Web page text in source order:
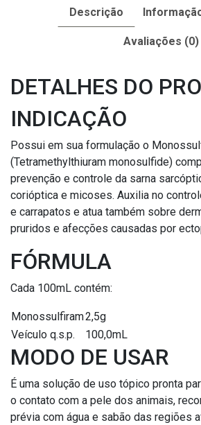
Descrição
Avaliações (0)
DETALHES DO
INDICAÇÃO
Possui em sua formulação o
(Tetramethylthiuram monosulfide)
prevenção e controle da sarna
corióptica e micoses. Auxilia no
e carrapatos e atua também sobre
pruridos e afecções causadas por
FÓRMULA
Cada 100mL contém:
Monossulfiram2,5g
Veículo q.s.p.
100,0mL
MODO DE USAR
É uma solução de uso tópico pronta
o contato com a pele dos animais,
prévia com água e sabão das regiões